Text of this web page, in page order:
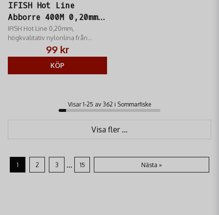
IFISH Hot Line
Abborre 400M 0,20mm
Nylonlina
IFISH Hot Line 0,20mm,
högkvalitativ nylonlina från
Tyskland. Perfekt för abborrfiske.
400m längd.
99 kr
KÖP
Visar 1-25 av 362 i Sommarfiske
Visa fler ...
1 2 3 ... 15 Nästa »